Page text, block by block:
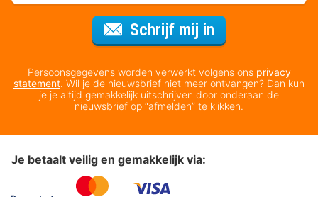
Schrijf mij in
Persoonsgegevens worden verwerkt volgens ons privacy
statement. Wil je de nieuwsbrief niet meer ontvangen? Dan kun
je je altijd gemakkelijk uitschrijven door onderaan de
nieuwsbrief op “afmelden” te klikken.
Je betaalt veilig en gemakkelijk via: